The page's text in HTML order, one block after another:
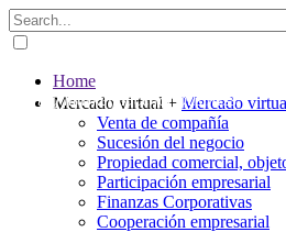
The big marketplace for business
Home
Mercado virtual + Mercado
Venta de compañía
Sucesión del negocio
Propiedad comercial,
Participación empresarial
Finanzas Corporativas
Cooperación empresarial